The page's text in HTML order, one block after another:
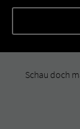
Schau doch